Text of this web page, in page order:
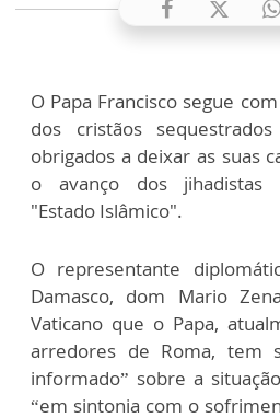
O Papa Francisco segue
dos cristãos
obrigados a deixar as suas
o avanço dos jihadistas
"Estado Islâmico".
O representante
Damasco, dom Mario
Vaticano que o Papa,
arredores de Roma, tem
informado” sobre a
“em sintonia com o